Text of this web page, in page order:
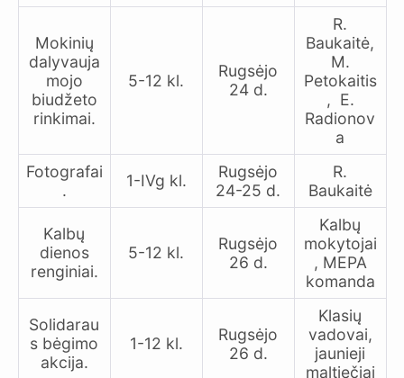
Mokinių
dalyvauja
mojo
biudžeto
rinkimai.
5-12 kl.
Rugsėjo
24 d.
R.
Baukaitė,
M.
Petokaitis
, E.
Radionov
a
Fotografai
.
1-IVg kl.
Rugsėjo
24-25 d.
R.
Baukaitė
Kalbų
dienos
renginiai.
5-12 kl.
Rugsėjo
26 d.
Kalbų
mokytojai
, MEPA
komanda
Solidarau
s bėgimo
akcija.
1-12 kl.
Rugsėjo
26 d.
Klasių
vadovai,
jaunieji
maltiečiai